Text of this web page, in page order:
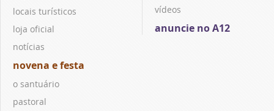
locais turísticos
loja oficial
notícias
novena e festa
o santuário
pastoral
vídeos
anuncie no A12